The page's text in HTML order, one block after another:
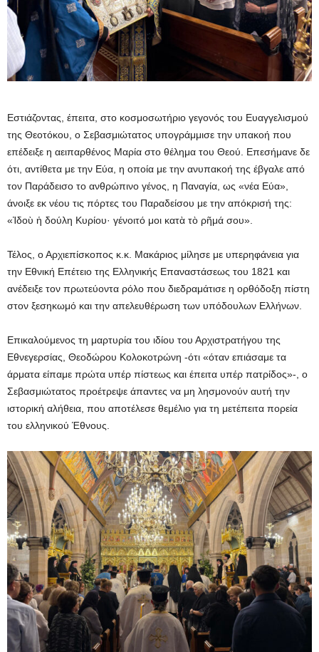
Εστιάζοντας, έπειτα, στο κοσμοσωτήριο γεγονός του Ευαγγελισμού
της Θεοτόκου, ο Σεβασμιώτατος υπογράμμισε την υπακοή που
επέδειξε η αειπαρθένος Μαρία στο θέλημα του Θεού. Επεσήμανε δε
ότι, αντίθετα με την Εύα, η οποία με την ανυπακοή της έβγαλε από
τον Παράδεισο το ανθρώπινο γένος, η Παναγία, ως «νέα Εύα»,
άνοιξε εκ νέου τις πόρτες του Παραδείσου με την απόκρισή της:
«Ἰδοὺ ἡ δούλη Κυρίου· γένοιτό μοι κατὰ τὸ ρῆμά σου».
Τέλος, ο Αρχιεπίσκοπος κ.κ. Μακάριος μίλησε με υπερηφάνεια για
την Εθνική Επέτειο της Ελληνικής Επαναστάσεως του 1821 και
ανέδειξε τον πρωτεύοντα ρόλο που διεδραμάτισε η ορθόδοξη πίστη
στον ξεσηκωμό και την απελευθέρωση των υπόδουλων Ελλήνων.
Επικαλούμενος τη μαρτυρία του ιδίου του Αρχιστρατήγου της
Εθνεγερσίας, Θεοδώρου Κολοκοτρώνη -ότι «όταν επιάσαμε τα
άρματα είπαμε πρώτα υπέρ πίστεως και έπειτα υπέρ πατρίδος»-, ο
Σεβασμιώτατος προέτρεψε άπαντες να μη λησμονούν αυτή την
ιστορική αλήθεια, που αποτέλεσε θεμέλιο για τη μετέπειτα πορεία
του ελληνικού Έθνους.